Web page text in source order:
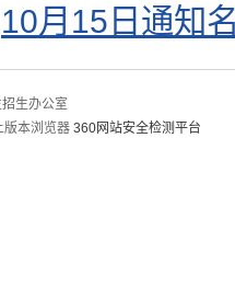
10月15日通知
生办公室
版本浏览器 360网站安全检测平台